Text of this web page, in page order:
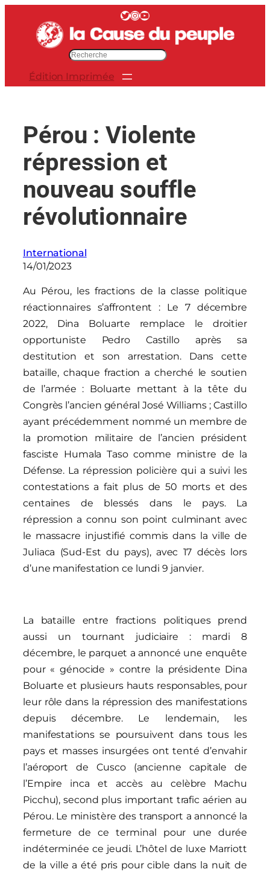
contenu
Twitter InstagramYouTube
e
r
Édition Imprimée
Pérou : Violente
répression et
nouveau souffle
révolutionnaire
International
14/01/2023
Au Pérou, les fractions de la classe politique
réactionnaires s’affrontent : Le 7 décembre
2022, Dina Boluarte remplace le droitier
opportuniste Pedro Castillo après sa
destitution et son arrestation. Dans cette
bataille, chaque fraction a cherché le soutien
de l’armée : Boluarte mettant à la tête du
Congrès l’ancien général José Williams ; Castillo
ayant précédemment nommé un membre de
la promotion militaire de l’ancien président
fasciste Humala Taso comme ministre de la
Défense. La répression policière qui a suivi les
contestations a fait plus de 50 morts et des
centaines de blessés dans le pays. La
répression a connu son point culminant avec
le massacre injustifié commis dans la ville de
Juliaca (Sud-Est du pays), avec 17 décès lors
d’une manifestation ce lundi 9 janvier.
La bataille entre fractions politiques prend
aussi un tournant judiciaire : mardi 8
décembre, le parquet a annoncé une enquête
pour « génocide » contre la présidente Dina
Boluarte et plusieurs hauts responsables, pour
leur rôle dans la répression des manifestations
depuis décembre. Le lendemain, les
manifestations se poursuivent dans tous les
pays et masses insurgées ont tenté d’envahir
l’aéroport de Cusco (ancienne capitale de
l’Empire inca et accès au celèbre Machu
Picchu), second plus important trafic aérien au
Pérou. Le ministère des transport a annoncé la
fermeture de ce terminal pour une durée
indéterminée ce jeudi. L’hôtel de luxe Marriott
de la ville a été pris pour cible dans la nuit de